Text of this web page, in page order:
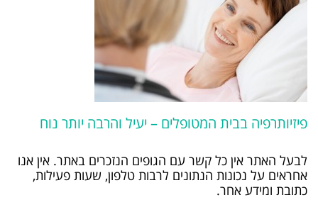
פיזיותרפיה בבית המטופלים – יעיל והרבה יותר נוח
לבעל האתר אין כל קשר עם הגופים הנזכרים באתר. אין אנו
אחראים על נכונות הנתונים לרבות טלפון, שעות פעילות,
כתובת ומידע אחר.